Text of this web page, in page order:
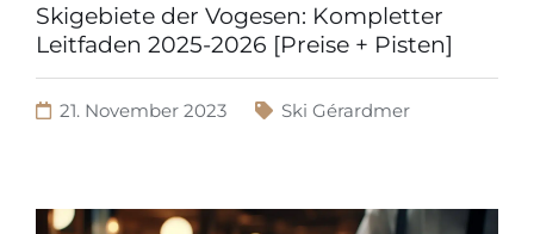
Skigebiete der Vogesen: Kompletter
Leitfaden 2025-2026 [Preise + Pisten]
21. November 2023 Ski Gérardmer